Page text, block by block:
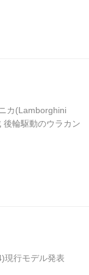
カ(Lamborghini
輪駆動のウラカン
現行モデル発表